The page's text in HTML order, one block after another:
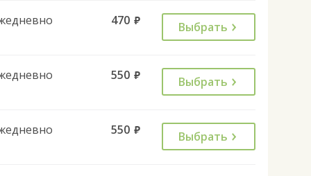
470 руб. Выбрать
550 руб. Выбрать
550 руб. Выбрать